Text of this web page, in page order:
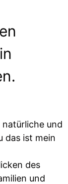
und
das ist mein
des
und